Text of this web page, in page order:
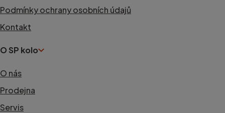
Podmínky ochrany osobních údajů
Kontakt
O SP kolo
O nás
Prodejna
Servis